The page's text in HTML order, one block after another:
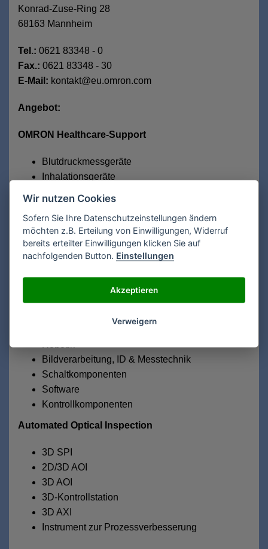
Konrad-Zuse-Ring 28
68163 Mannheim
Tel.: 0621 83348 - 0
Fax.: 0621 83348 - 30
E-Mail: kontakt@eu.omron.com
Angebot:
OMRON Healthcare-Support
Blutdruckmessgeräte
Inhalationsgeräte
Fiederthermometer
Aktivitäts-Monitoring
Industrielle Automatisierung
Bildverarbeitung, ID & Messtechnik
Schaltkomponenten
Software
Kontrollkomponenten
Automated Optical Inspection
3D SPI
2D/3D AOI
3D AOI
3D-Kontrollstation
3D AXI
Instrument zur Prozessverbesserung
Wir nutzen Cookies
Sofern Sie Ihre Datenschutzeinstellungen ändern
möchten z.B. Erteilung von Einwilligungen, Widerruf
bereits erteilter Einwilligungen klicken Sie auf
nachfolgenden Button. Einstellungen
Akzeptieren
Verweigern